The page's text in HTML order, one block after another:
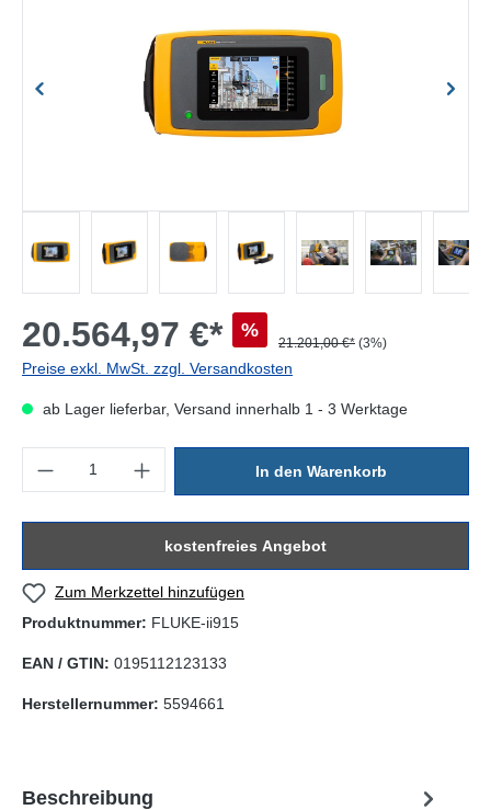
20.564,97 €* %
21.201,00 €* (3%)
Preise exkl. MwSt. zzgl. Versandkosten
ab Lager lieferbar, Versand innerhalb 1 - 3 Werktage
In den Warenkorb
kostenfreies Angebot
Zum Merkzettel hinzufügen
Produktnummer: FLUKE-ii915
EAN / GTIN: 0195112123133
Herstellernummer: 5594661
Beschreibung